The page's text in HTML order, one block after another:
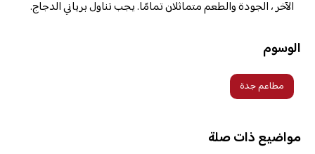
الآخر ، الجودة والطعم متماثلان تمامًا. يجب تناول برياني الدجاج.
الوسوم
مطاعم جدة
مواضيع ذات صلة